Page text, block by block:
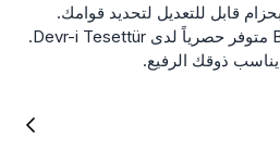
قابل للتعديل لتحديد قوامك.
تصميم فريد من Bidoluelbise متوفر حصرياً لدى Devr-i Tesettür.
يناسب ذوقك الرفيع.